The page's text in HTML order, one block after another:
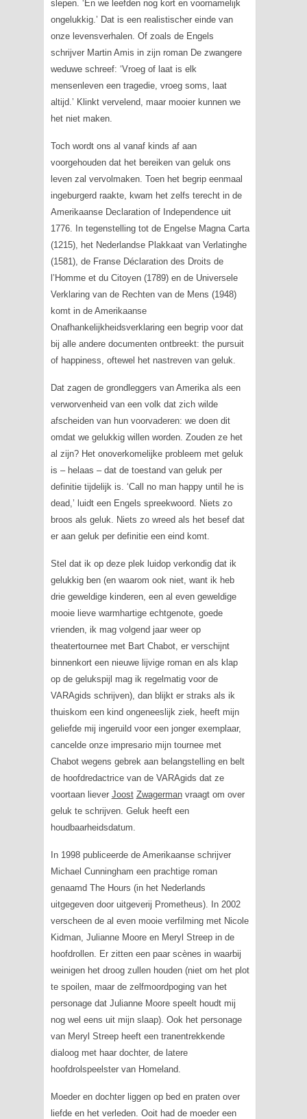
slepen. ‘En we leefden nog kort en voornamelijk
ongelukkig.’ Dat is een realistischer einde van
onze levensverhalen. Of zoals de Engels
schrijver Martin Amis in zijn roman De zwangere
weduweschreef: ‘Vroeg of laat is elk
mensenleven een tragedie, vroeg soms, laat
altijd.’ Klinkt vervelend, maar mooier kunnen we
het niet maken.
Toch wordt ons al vanaf kinds af aan
voorgehouden dat het bereiken van geluk ons
leven zal vervolmaken. Toen het begrip eenmaal
ingeburgerd raakte, kwam het zelfs terecht in de
Amerikaanse Declaration of Independenceuit
1776. In tegenstelling tot de Engelse Magna Carta
(1215), het Nederlandse Plakkaat van Verlatinghe
(1581), de Franse Déclaration des Droits de
l’Homme et du Citoyen(1789) en de Universele
Verklaring van de Rechten van de Mens (1948)
komt in de Amerikaanse
Onafhankelijkheidsverklaring een begrip voor dat
bij alle andere documenten ontbreekt: the pursuit
of happiness, oftewel het nastreven van geluk.
Dat zagen de grondleggers van Amerika als een
verworvenheid van een volk dat zich wilde
afscheiden van hun voorvaderen: we doen dit
omdat we gelukkig willen worden. Zouden ze het
al zijn? Het onoverkomelijke probleem met geluk
is – helaas – dat de toestand van geluk per
definitie tijdelijk is. ‘Call no man happy until he is
dead,’ luidt een Engels spreekwoord. Niets zo
broos als geluk. Niets zo wreed als het besef dat
er aan geluk per definitie een eind komt.
Stel dat ik op deze plek luidop verkondig dat ik
gelukkig ben (en waarom ook niet, want ik heb
drie geweldige kinderen, een al even geweldige
mooie lieve warmhartige echtgenote, goede
vrienden, ik mag volgend jaar weer op
theatertournee met Bart Chabot, er verschijnt
binnenkort een nieuwe lijvige roman en als klap
op de gelukspijl mag ik regelmatig voor de
VARAgids schrijven), dan blijkt er straks als ik
thuiskom een kind ongeneeslijk ziek, heeft mijn
geliefde mij ingeruild voor een jonger exemplaar,
cancelde onze impresario mijn tournee met
Chabot wegens gebrek aan belangstelling en belt
de hoofdredactrice van de VARAgids dat ze
voortaan liever Joost Zwagermanvraagt om over
geluk te schrijven. Geluk heeft een
houdbaarheidsdatum.
In 1998 publiceerde de Amerikaanse schrijver
Michael Cunningham een prachtige roman
genaamd The Hours (in het Nederlands
uitgegeven door uitgeverij Prometheus). In 2002
verscheen de al even mooie verfilming met Nicole
Kidman, Julianne Moore en Meryl Streep in de
hoofdrollen. Er zitten een paar scènes in waarbij
weinigen het droog zullen houden (niet om het plot
te spoilen, maar de zelfmoordpoging van het
personage dat Julianne Moore speelt houdt mij
nog wel eens uit mijn slaap). Ook het personage
van Meryl Streep heeft een tranentrekkende
dialoog met haar dochter, de latere
hoofdrolspeelster van Homeland.
Moeder en dochter liggen op bed en praten over
liefde en het verleden. Ooit had de moeder een